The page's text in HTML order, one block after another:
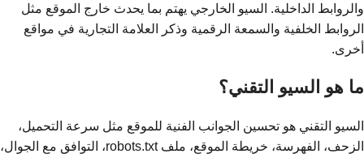
والروابط الداخلية. السيو الخارجي يهتم بما يحدث خارج الموقع مثل
الروابط الخلفية والسمعة الرقمية وذكر العلامة التجارية في مواقع
أخرى.
ما هو السيو التقني؟
السيو التقني هو تحسين الجوانب الفنية للموقع مثل سرعة التحميل،
الزحف، الفهرسة، خريطة الموقع، ملف robots.txt، التوافق مع الجوال،